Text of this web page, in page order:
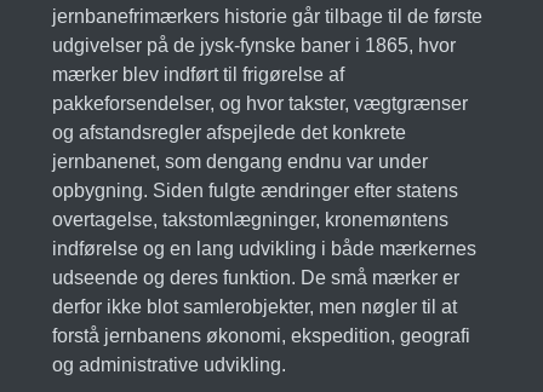
jernbanefrimærkers historie går tilbage til de første
udgivelser på de jysk-fynske baner i 1865, hvor
mærker blev indført til frigørelse af
pakkeforsendelser, og hvor takster, vægtgrænser
og afstandsregler afspejlede det konkrete
jernbanenet, som dengang endnu var under
opbygning. Siden fulgte ændringer efter statens
overtagelse, takstomlægninger, kronemøntens
indførelse og en lang udvikling i både mærkernes
udseende og deres funktion. De små mærker er
derfor ikke blot samlerobjekter, men nøgler til at
forstå jernbanens økonomi, ekspedition, geografi
og administrative udvikling.